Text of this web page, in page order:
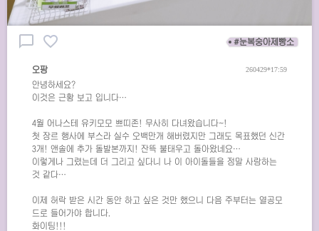
chat_bubble_outline favorite_border #눈복숭아제빵소
오팡 260429*17:59
안녕하세요?
이것은 근황 보고 입니다…
4월 어나스테 유키모모 쁘띠존! 무사히 다녀왔습니다~!
첫 장르 행사에 부스라 실수 오백만개 해버렸지만 그래도 목표했던 신간
3개! 앤솔에 추가 돌발본까지! 잔뜩 불태우고 돌아왔네요…
이렇게나 그렸는데 더 그리고 싶다니 나 이 아이돌들을 정말 사랑하는
것 같다…
이제 허락 받은 시간 동안 하고 싶은 것만 했으니 다음 주부터는 열공모
드로 들어가야 합니다.
화이팅!!!